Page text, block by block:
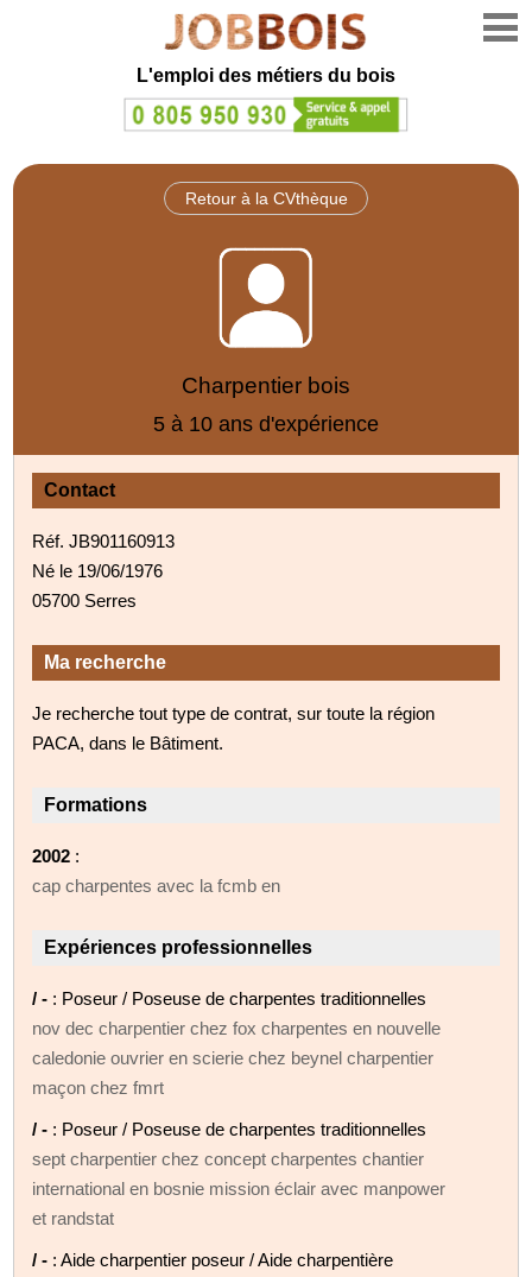
L'emploi des métiers du bois
Retour à la CVthèque
Charpentier bois
5 à 10 ans d'expérience
Contact
Réf. JB901160913
Né le 19/06/1976
05700 Serres
Ma recherche
Je recherche tout type de contrat, sur toute la région
PACA, dans le Bâtiment.
Formations
2002 :
cap charpentes avec la fcmb en
Expériences professionnelles
/ - : Poseur / Poseuse de charpentes traditionnelles
nov dec charpentier chez fox charpentes en nouvelle
caledonie ouvrier en scierie chez beynel charpentier
maçon chez fmrt
/ - : Poseur / Poseuse de charpentes traditionnelles
sept charpentier chez concept charpentes chantier
international en bosnie mission éclair avec manpower
et randstat
/ - : Aide charpentier poseur / Aide charpentière